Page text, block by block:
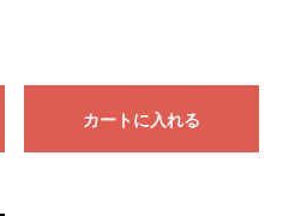
カートに入れる